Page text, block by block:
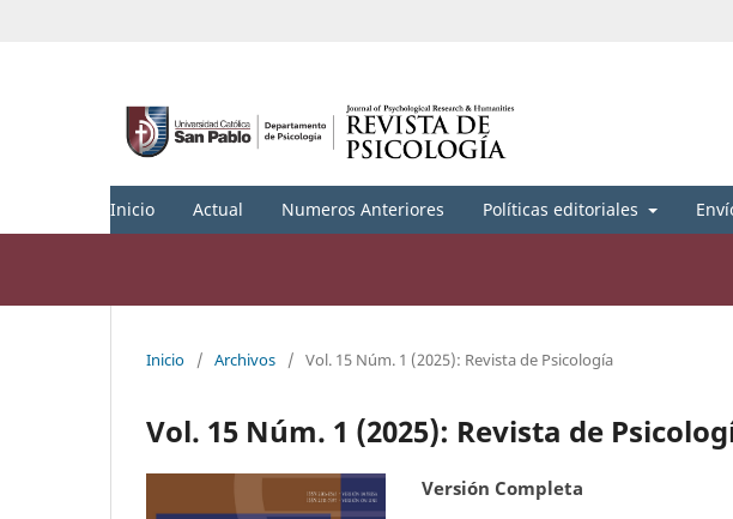
Inicio Actual Numeros Anteriores Políticas editoriales
Inicio / Archivos / Vol. 15 Núm. 1 (2025): Revista de Psicología
Vol. 15 Núm. 1 (2025): Revista de
Versión Completa